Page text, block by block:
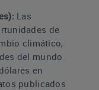
Las
de
climático,
del mundo
dólares en
publicados